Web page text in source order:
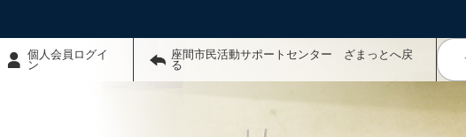
個人会員ログイ
ン
座間市民活動サポートセンター ざまっとへ戻
る